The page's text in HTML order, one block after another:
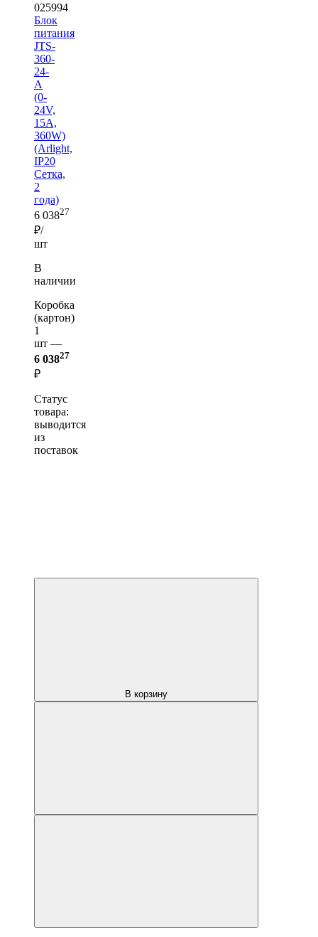
025994
Блок
питания
JTS-
360-
24-
A
(0-
24V,
15A,
360W)
(Arlight,
IP20
Сетка,
2
года)
6 03827
₽/
шт
В
наличии
Коробка
(картон)
1
шт —
6 03827
₽
Статус
товара:
выводится
из
поставок
В корзину